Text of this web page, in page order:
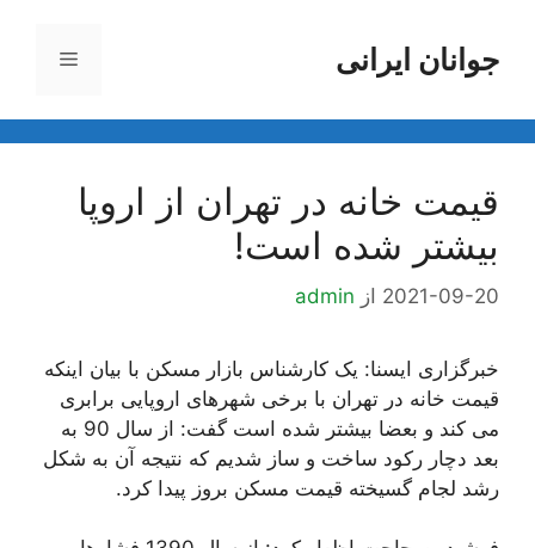
محتواجوانان ایرانی فهرست
قیمت خانه در تهران از اروپا
بیشتر شده است!
2021-09-20 از admin
خبرگزاری ایسنا: یک کارشناس بازار مسکن با بیان اینکه
قیمت خانه در تهران با برخی شهرهای اروپایی برابری
می کند و بعضا بیشتر شده است گفت: از سال 90 به
بعد دچار رکود ساخت و ساز شدیم که نتیجه آن به شکل
رشد لجام گسیخته قیمت مسکن بروز پیدا کرد.